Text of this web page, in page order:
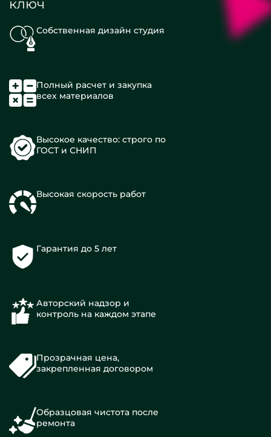
ключ
Собственная дизайн студия
Полный расчет и закупка
всех материалов
Высокое качество: строго по
ГОСТ и СНИП
Высокая скорость работ
Гарантия до 5 лет
Авторский надзор и
контроль на каждом этапе
Прозрачная цена,
закрепленная договором
Образцовая чистота после
ремонта